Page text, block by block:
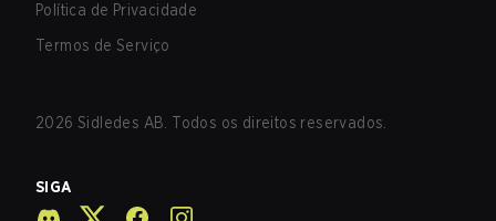
Política de Privacidade
Termos de Serviço
2026 Sidledes AB. Todos os direitos reservados.
SIGA